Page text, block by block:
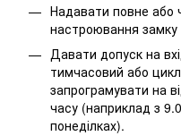
Надавати повне або
настроювання
Давати допуск на
тимчасовий або
запрограмувати на
часу (наприклад з
понеділках).